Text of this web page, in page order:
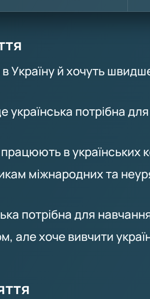
Україну й хочуть
потрібна
в українських
міжнародних та
потрібна для
але хоче вивчити